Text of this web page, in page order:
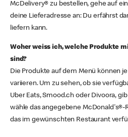
McDelivery® zu bestellen, gehe auf
deine Lieferadresse an: Du erfährst
liefern kann.
Woher weiss ich, welche Produkte
sind?
Die Produkte auf dem Menü können
variieren. Um zu sehen, ob sie
Uber Eats, Smood.ch oder Divoora,
wähle das angegebene McDonald's®-
das im gewünschten Restaurant